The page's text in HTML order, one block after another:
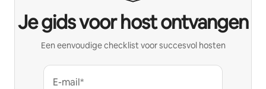
Je gids voor host ontvangen
Een eenvoudige checklist voor succesvol hosten
E-mail*